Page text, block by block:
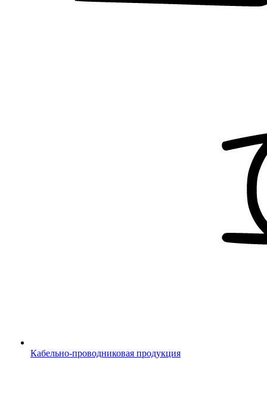
Кабельно-проводниковая продукция